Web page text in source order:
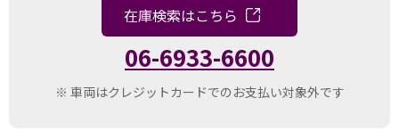
在庫検索はこちら
06-6933-6600
※ 車両はクレジットカードでのお支払い対象外です